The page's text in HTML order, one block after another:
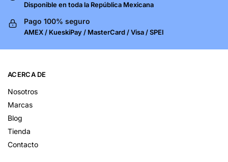
Disponible en toda la República Mexicana
Pago 100% seguro
AMEX / KueskiPay / MasterCard / Visa / SPEI
ACERCA DE
Nosotros
Marcas
Blog
Tienda
Contacto